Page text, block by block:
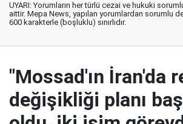
UYARI: Yorumların her türlü cezai ve hukuki
aittir. Mepa News, yapılan yorumlardan sorumlu
600 karakterle (boşluklu) sınırlıdır.
"Mossad'ın İran'da
değişikliği planı